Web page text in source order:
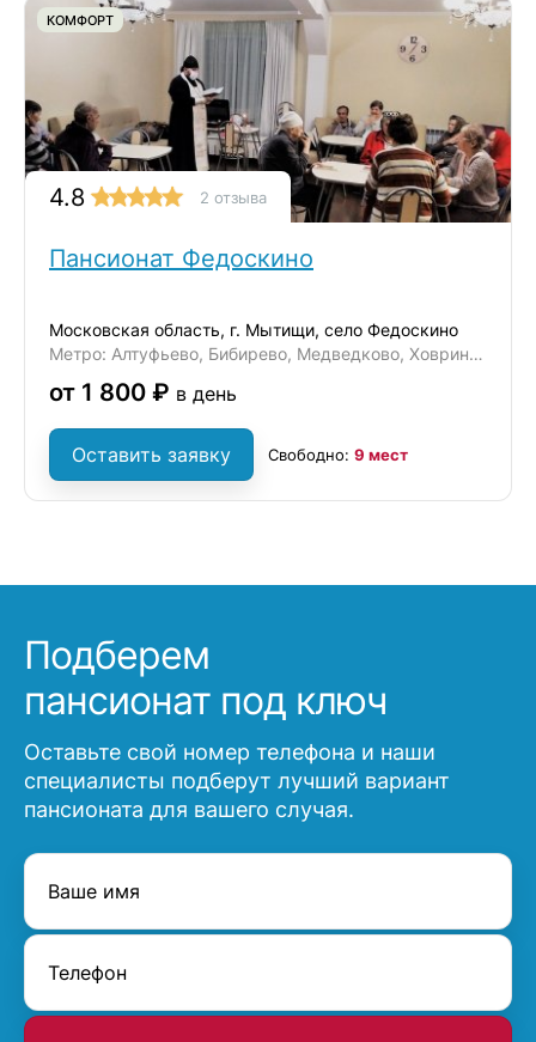
КОМФОРТ
4.8 2 отзыва
Пансионат Федоскино
Московская область, г. Мытищи, село Федоскино
Метро: Алтуфьево, Бибирево, Медведково, Ховрино, Отрадное
от 1 800 ₽ в день
Оставить заявку Свободно: 9 мест
Подберем
пансионат под ключ
Оставьте свой номер телефона и наши
специалисты подберут лучший вариант
пансионата для вашего случая.